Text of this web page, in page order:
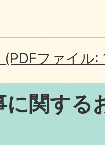
ファイル:
に関する